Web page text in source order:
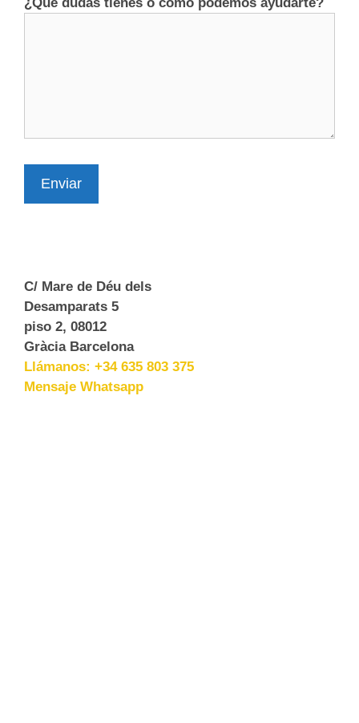
¿Que dudas tienes o cómo podemos ayudarte?
Enviar
C/ Mare de Déu dels
Desamparats 5
piso 2, 08012
Gràcia Barcelona
Llámanos: +34 635 803 375
Mensaje Whatsapp